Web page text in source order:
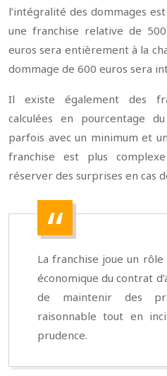
l’intégralité des dommages
une franchise relative de
euros sera entièrement à la
dommage de 600 euros sera
Il existe également des
calculées en pourcentage
parfois avec un minimum et
franchise est plus
réserver des surprises en cas
La franchise joue un rôle
économique du contrat
de maintenir des
raisonnable tout en
prudence.